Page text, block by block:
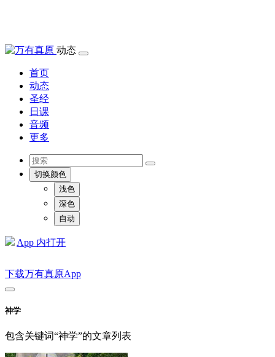
动态
首页
动态
圣经
日课
音频
更多
切换颜色
浅色
深色
自动
App 内打开
下载万有真原App
神学
包含关键词“神学”的文章列表